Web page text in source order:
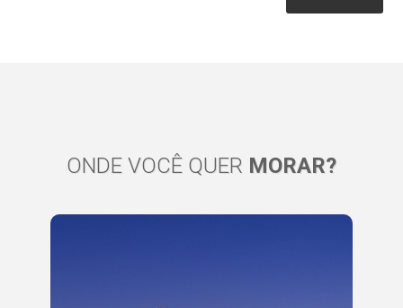
ONDE VOCÊ QUER MORAR?